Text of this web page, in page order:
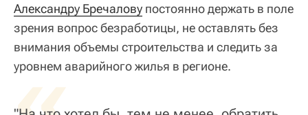
Александру Бречалову постоянно держать в поле
зрения вопрос безработицы, не оставлять без
внимания объемы строительства и следить за
уровнем аварийного жилья в регионе.